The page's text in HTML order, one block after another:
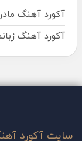
آکورد آهنگ
آکورد آهنگ
سایت آکورد